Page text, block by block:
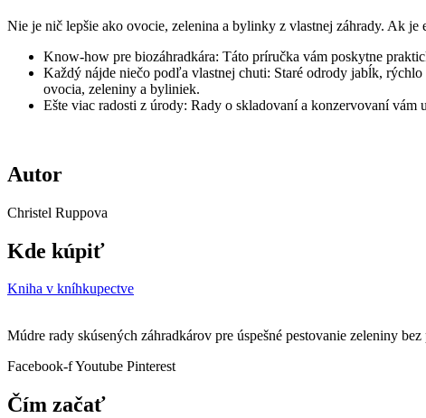
Nie je nič lepšie ako ovocie, zelenina a bylinky z vlastnej záhrady. Ak je
Know-how pre biozáhradkára: Táto príručka vám poskytne
Každý nájde niečo podľa vlastnej chuti: Staré odrody jabĺk,
ovocia, zeleniny a byliniek.
Ešte viac radosti z úrody: Rady o skladovaní a konzervovaní
Autor
Christel Ruppova
Kde kúpiť
Kniha v kníhkupectve
Múdre rady skúsených záhradkárov pre úspešné pestovanie zeleniny
Facebook-fYoutube Pinterest
Čím začať